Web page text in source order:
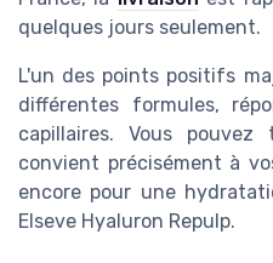
quelques jours seulement.
L'un des points positifs
différentes formules,
capillaires. Vous
convient précisément à
encore pour une
Elseve Hyaluron Repulp.